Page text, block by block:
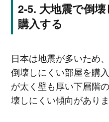
大地震で倒
購入する
日本は地震が多いため
倒壊しにくい部屋を購
が太く壁も厚い下層階
壊しにくい傾向がありま